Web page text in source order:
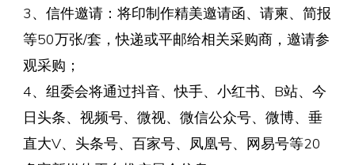
3、信件邀请：将印制作精美邀请函、请柬、简报
等50万张/套，快递或平邮给相关采购商，邀请参
观采购；
4、组委会将通过抖音、快手、小红书、B站、今
日头条、视频号、微视、微信公众号、微博、垂
直大V、头条号、百家号、凤凰号、网易号等20